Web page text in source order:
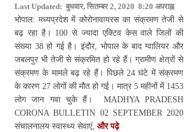
Last Updated: बुधवार, सितम्बर 2, 2020 8:20 अपराह्न
भोपाल: मध्यप्रदेश में कोरोनावायरस का संक्रमण तेजी से
बढ़ रहा है। 100 से ज्यादा एक्टिव केस वाले जिलों की
संख्या 38 हो गई है। इंदौर, भोपाल के बाद ग्वालियर और
जबलपुर भी तेजी से संक्रमित हो रहे हैं। ग्रामीण क्षेत्रों से
संक्रमण के मामले बढ़ रहे हैं। पिछले 24 घंटे में संक्रमण
के कारण 27 लोगों की मौत हो गई। मात्र 5 महीनों में 1453
लोग जान गवा चुके हैं। MADHYA PRADESH
CORONA BULLETIN 02 SEPTEMBER 2020
संचालनालय स्वास्थ्य सेवाएं, और पढ़े